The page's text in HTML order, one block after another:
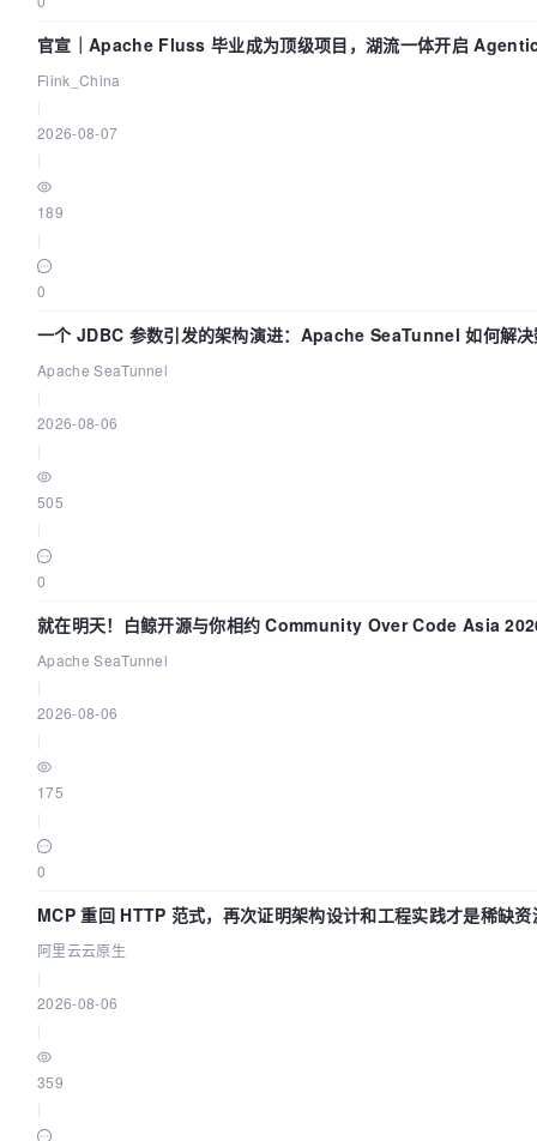
官宣｜Apache Fluss 毕业成为顶级项目，湖流一体开启
代
Flink_China
2026-08-07
189
0
一个 JDBC 参数引发的架构演进：Apache SeaTunnel 如何解决
Flush”难题
Apache SeaTunnel
2026-08-06
505
0
就在明天！白鲸开源与你相约 Community Over Code Asia
Apache SeaTunnel
2026-08-06
175
0
MCP 重回 HTTP 范式，再次证明架构设计和工程实践才是稀缺资
阿里云云原生
2026-08-06
359